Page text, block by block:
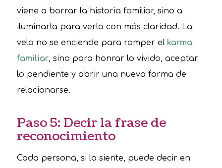
viene a borrar la historia familiar, sino a
iluminarla para verla con más claridad. La
vela no se enciende para romper el karma
familiar, sino para honrar lo vivido, aceptar
lo pendiente y abrir una nueva forma de
relacionarse.
Paso 5: Decir la frase de
reconocimiento
Cada persona, si lo siente, puede decir en